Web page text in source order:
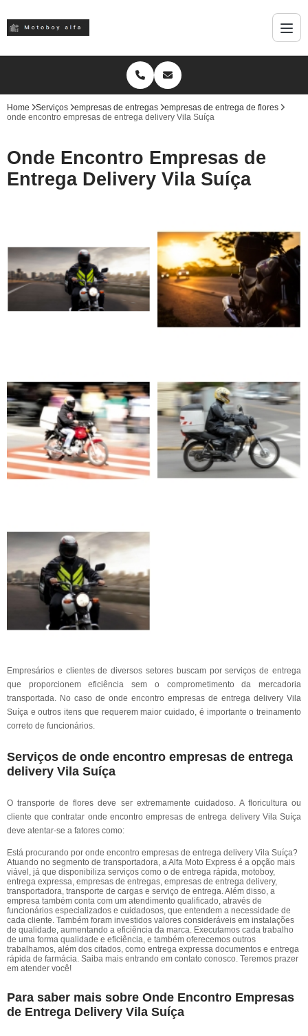
Home Serviços empresas de entregas
empresas de entrega de flores
onde encontro empresas de entrega delivery Vila Suíça
Onde Encontro Empresas de
Entrega Delivery Vila Suíça
Empresários e clientes de diversos setores buscam por serviços de entrega
que proporcionem eficiência sem o comprometimento da mercadoria
transportada. No caso de onde encontro empresas de entrega delivery Vila
Suíça e outros itens que requerem maior cuidado, é importante o treinamento
correto de funcionários.
Serviços de onde encontro empresas de entrega
delivery Vila Suíça
O transporte de flores deve ser extremamente cuidadoso. A floricultura ou
cliente que contratar onde encontro empresas de entrega delivery Vila Suíça
deve atentar-se a fatores como:
Está procurando por onde encontro empresas de entrega delivery Vila Suíça?
Atuando no segmento de transportadora, a Alfa Moto Express é a opção mais
viável, já que disponibiliza serviços como o de entrega rápida, motoboy,
entrega expressa, empresas de entregas, empresas de entrega delivery,
transportadora, transporte de cargas e serviço de entrega. Além disso, a
empresa também conta com um atendimento qualificado, através de
funcionários especializados e cuidadosos, que entendem a necessidade de
cada cliente. Também foram investidos valores consideráveis em instalações
de qualidade, aumentando a eficiência da marca. Executamos cada trabalho
de uma forma qualidade e eficiência, e também oferecemos outros
trabalhamos, além dos citados, como entrega expressa documentos e entrega
rápida de farmácia. Saiba mais entrando em contato conosco. Teremos prazer
em atender você!
Para saber mais sobre Onde Encontro Empresas
de Entrega Delivery Vila Suíça